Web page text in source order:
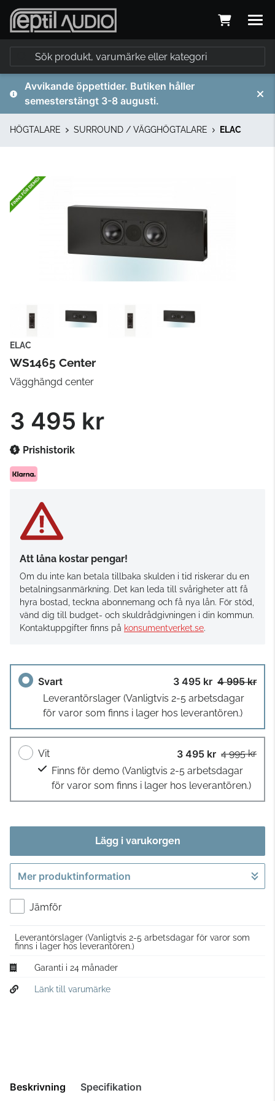
Avvikande öppettider. Butiken håller
semesterstängt 3-8 augusti.
HÖGTALARE SURROUND / VÄGGHÖGTALARE ELAC
ELAC
WS1465 Center
Vägghängd center
3 495 kr
Prishistorik
Att låna kostar pengar!
Om du inte kan betala tillbaka skulden i tid riskerar du en
betalningsanmärkning. Det kan leda till svårigheter att få
hyra bostad, teckna abonnemang och få nya lån. För stöd,
vänd dig till budget- och skuldrådgivningen i din kommun.
Kontaktuppgifter finns på konsumentverket.se.
Svart 3 495 kr 4 995 kr
Leverantörslager (Vanligtvis 2-5 arbetsdagar
för varor som finns i lager hos leverantören.)
Vit 3 495 kr 4 995 kr
Finns för demo (Vanligtvis 2-5 arbetsdagar
för varor som finns i lager hos leverantören.)
Lägg i varukorgen
Gå till kassan
Mer produktinformation
Jämför
Leverantörslager (Vanligtvis 2-5 arbetsdagar för varor som
finns i lager hos leverantören.)
Garanti i 24 månader
Länk till varumärke
Beskrivning Specifikation